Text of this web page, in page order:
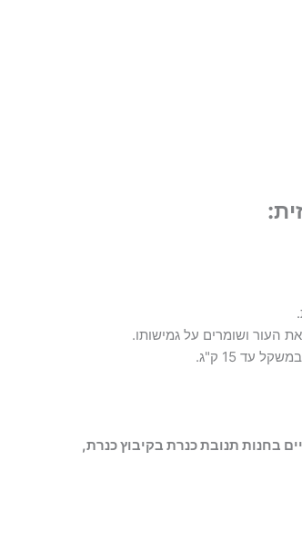
העור ושומרים על גמישותו.
בחנות תנובת כנרת בקיבוץ כנרת,